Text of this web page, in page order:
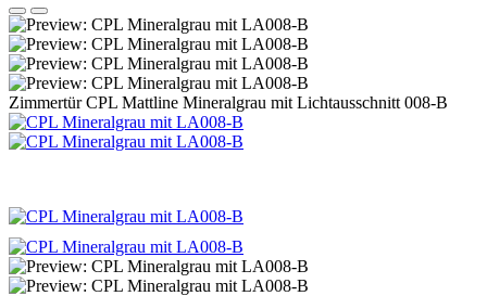
Zimmertür CPL Mattline Mineralgrau mit Lichtausschnitt 008-B